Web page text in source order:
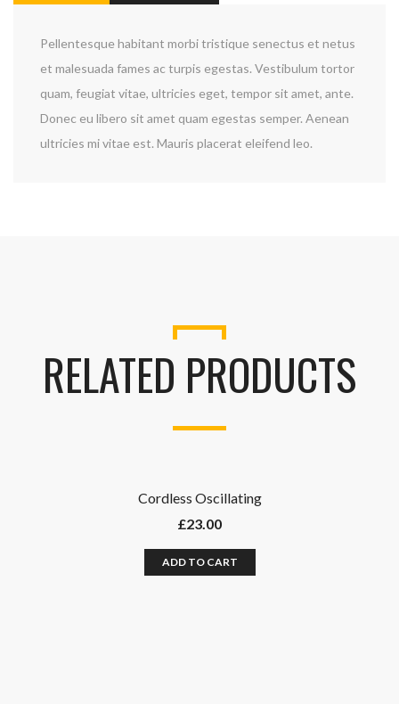
Pellentesque habitant morbi tristique senectus et netus
et malesuada fames ac turpis egestas. Vestibulum tortor
quam, feugiat vitae, ultricies eget, tempor sit amet, ante.
Donec eu libero sit amet quam egestas semper. Aenean
ultricies mi vitae est. Mauris placerat eleifend leo.
RELATED PRODUCTS
Cordless Oscillating
£23.00
ADD TO CART